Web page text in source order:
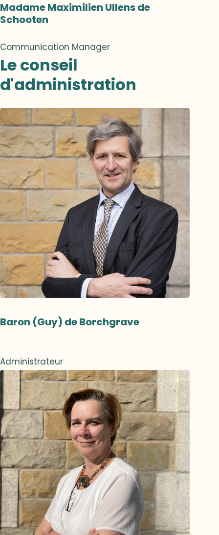
Madame Maximilien Ullens de
Schooten
Communication Manager
Le conseil
d'administration
Baron (Guy) de Borchgrave
Administrateur